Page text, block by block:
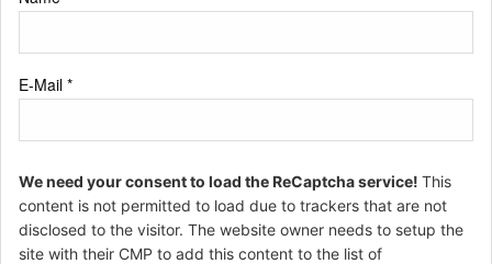
E-Mail *
We need your consent to load the ReCaptcha service! This
content is not permitted to load due to trackers that are not
disclosed to the visitor. The website owner needs to setup the
site with their CMP to add this content to the list of